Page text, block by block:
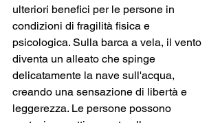
ulteriori benefici per le persone in
condizioni di fragilità fisica e
psicologica. Sulla barca a vela, il vento
diventa un alleato che spinge
delicatamente la nave sull'acqua,
creando una sensazione di libertà e
leggerezza. Le persone possono